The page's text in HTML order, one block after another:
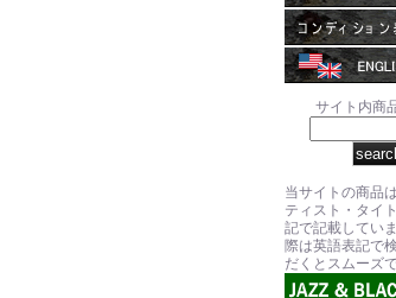
サイト内商
当サイトの商品
ティスト・タイ
記で記載してい
際は英語表記で
だくとスムーズで